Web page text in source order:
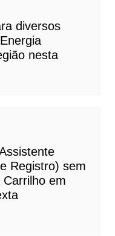
diversos
nesta
Registro) sem
em